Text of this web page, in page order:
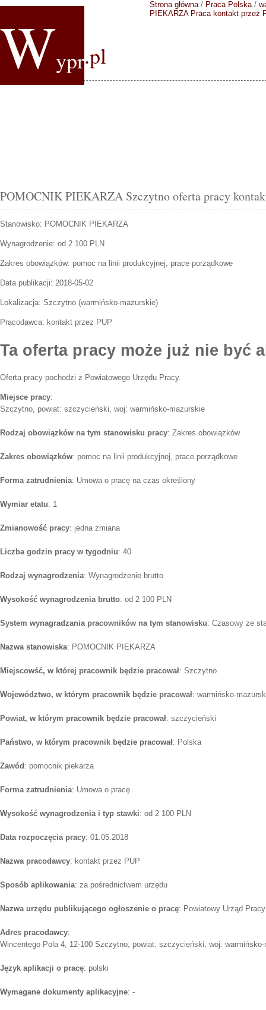
Wypr.pl
Strona główna/ Praca Polska/
PIEKARZA Praca kontakt przez
POMOCNIK PIEKARZA Szczytno oferta pracy
Stanowisko: POMOCNIK PIEKARZA
Wynagrodzenie: od 2 100 PLN
Zakres obowiązków: pomoc na linii produkcyjnej, prace porządkowe
Data publikacji: 2018-05-02
Lokalizacja: Szczytno (warmińsko-mazurskie)
Pracodawca: kontakt przez PUP
Ta oferta pracy może już nie być
Oferta pracy pochodzi z Powiatowego Urzędu Pracy.
Miejsce pracy:
Szczytno, powiat: szczycieński, woj: warmińsko-mazurskie
Rodzaj obowiązków na tym stanowisku pracy: Zakres obowiązków
Zakres obowiązków: pomoc na linii produkcyjnej, prace porządkowe
Forma zatrudnienia: Umowa o pracę na czas określony
Wymiar etatu: 1
Zmianowość pracy: jedna zmiana
Liczba godzin pracy w tygodniu: 40
Rodzaj wynagrodzenia: Wynagrodzenie brutto
Wysokość wynagrodzenia brutto: od 2 100 PLN
System wynagradzania pracowników na tym stanowisku: Czasowy ze
Nazwa stanowiska: POMOCNIK PIEKARZA
Miejscowść, w której pracownik będzie pracował: Szczytno
Województwo, w którym pracownik będzie pracował: warmińsko-
Powiat, w którym pracownik będzie pracował: szczycieński
Państwo, w którym pracownik będzie pracował: Polska
Zawód : pomocnik piekarza
Forma zatrudnienia: Umowa o pracę
Wysokość wynagrodzenia i typ stawki: od 2 100 PLN
Data rozpoczęcia pracy: 01.05.2018
Nazwa pracodawcy: kontakt przez PUP
Sposób aplikowania: za pośrednictwem urzędu
Nazwa urzędu publikującego ogłoszenie o pracę: Powiatowy Urząd
Adres pracodawcy:
Wincentego Pola 4, 12-100 Szczytno, powiat: szczycieński, woj:
Język aplikacji o pracę: polski
Wymagane dokumenty aplikacyjne: -